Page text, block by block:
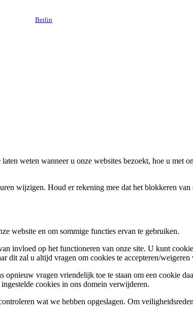
Berlin
weten wanneer u onze websites bezoekt, hoe u met
wijzigen. Houd er rekening mee dat het blokkeren
website en om sommige functies ervan te gebruiken.
invloed op het functioneren van onze site. U kunt
zal u altijd vragen om cookies te accepteren/
vragen vriendelijk toe te staan om een cookie
cookies in ons domein verwijderen.
wat we hebben opgeslagen. Om